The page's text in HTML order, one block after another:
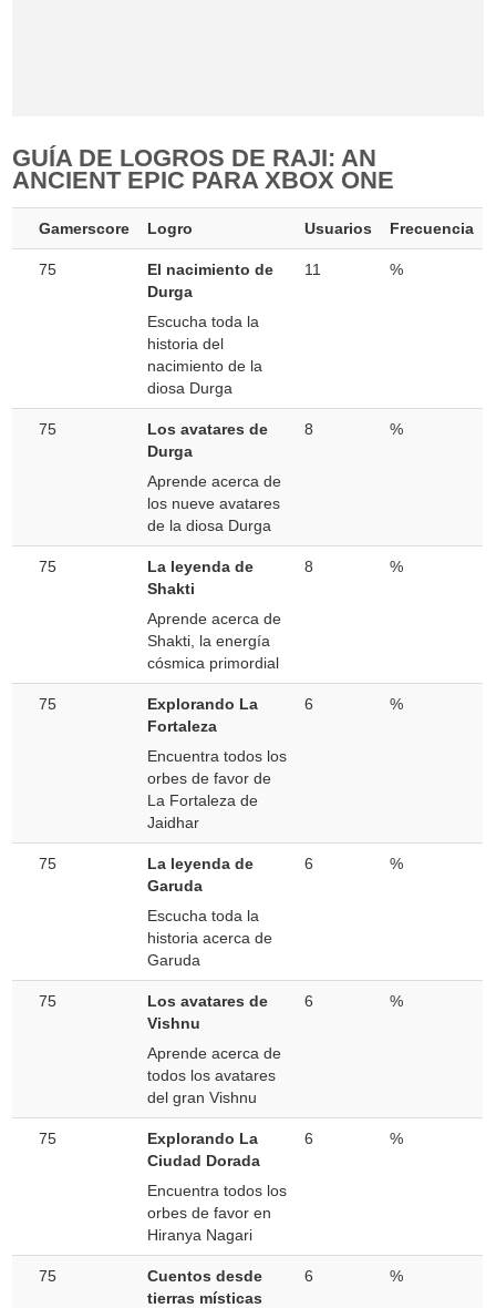
GUÍA DE LOGROS DE RAJI: AN
ANCIENT EPIC PARA XBOX ONE
Gamerscore Logro Usuarios Frecuencia
75
El nacimiento de
Durga
Escucha toda la
historia del
nacimiento de la
diosa Durga
11 %
75
Los avatares de
Durga
Aprende acerca de
los nueve avatares
de la diosa Durga
8 %
75
La leyenda de
Shakti
Aprende acerca de
Shakti, la energía
cósmica primordial
8 %
75
Explorando La
Fortaleza
Encuentra todos los
orbes de favor de
La Fortaleza de
Jaidhar
6 %
75
La leyenda de
Garuda
Escucha toda la
historia acerca de
Garuda
6 %
75
Los avatares de
Vishnu
Aprende acerca de
todos los avatares
del gran Vishnu
6 %
75
Explorando La
Ciudad Dorada
Encuentra todos los
orbes de favor en
Hiranya Nagari
6 %
75
Cuentos desde
tierras místicas
6 %